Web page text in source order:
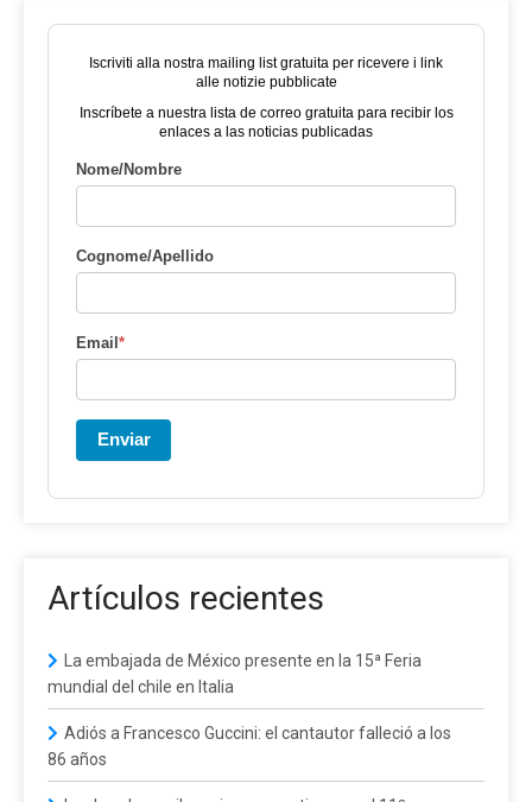
Iscriviti alla nostra mailing list gratuita per ricevere i link
alle notizie pubblicate
Inscríbete a nuestra lista de correo gratuita para recibir los
enlaces a las noticias publicadas
Nome/Nombre
Cognome/Apellido
Email*
Enviar
Artículos recientes
La embajada de México presente en la 15ª Feria
mundial del chile en Italia
Adiós a Francesco Guccini: el cantautor falleció a los
86 años